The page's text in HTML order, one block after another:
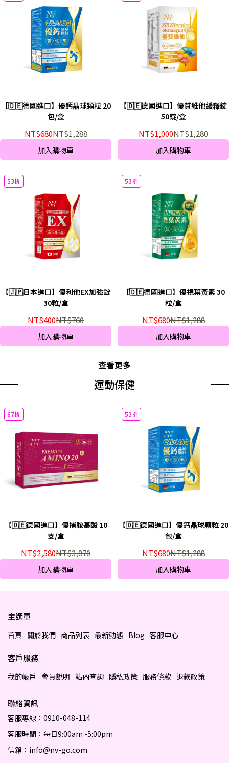
【🇩🇪德國進口】優鈣晶球顆粒 20
包/盒
NT$680NT$1,288
加入購物車
【🇩🇪德國進口】優質維他緩釋錠
50錠/盒
NT$1,000NT$1,280
加入購物車
53折
【🇯🇵日本進口】優利他EX加強錠
30粒/盒
NT$400NT$760
加入購物車
53折
【🇩🇪德國進口】優視葉黃素 30
粒/盒
NT$680NT$1,288
加入購物車
查看更多
運動保健
67折
【🇩🇪德國進口】優補胺基酸 10
支/盒
NT$2,580NT$3,870
加入購物車
53折
【🇩🇪德國進口】優鈣晶球顆粒 20
包/盒
NT$680NT$1,288
加入購物車
主選單
首頁 關於我們 商品列表 最新動態 Blog 客服中心
客戶服務
我的帳戶 會員說明 站內查詢 隱私政策 服務條款 退款政策
聯絡資訊
客服專線：0910-048-114
客服時間：每日9:00am -5:00pm
信箱：info@nv-go.com